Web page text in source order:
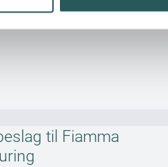
til Fiamma